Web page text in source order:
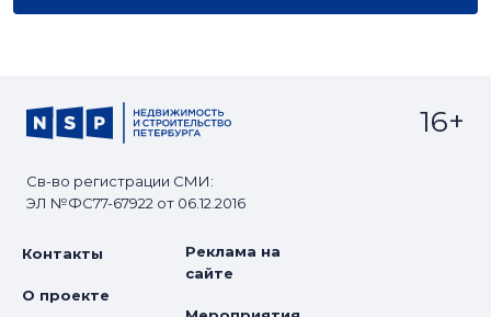
Св-во регистрации СМИ:
ЭЛ №ФС77-67922 от 06.12.2016
16+
Контакты
О проекте
Реклама на
сайте